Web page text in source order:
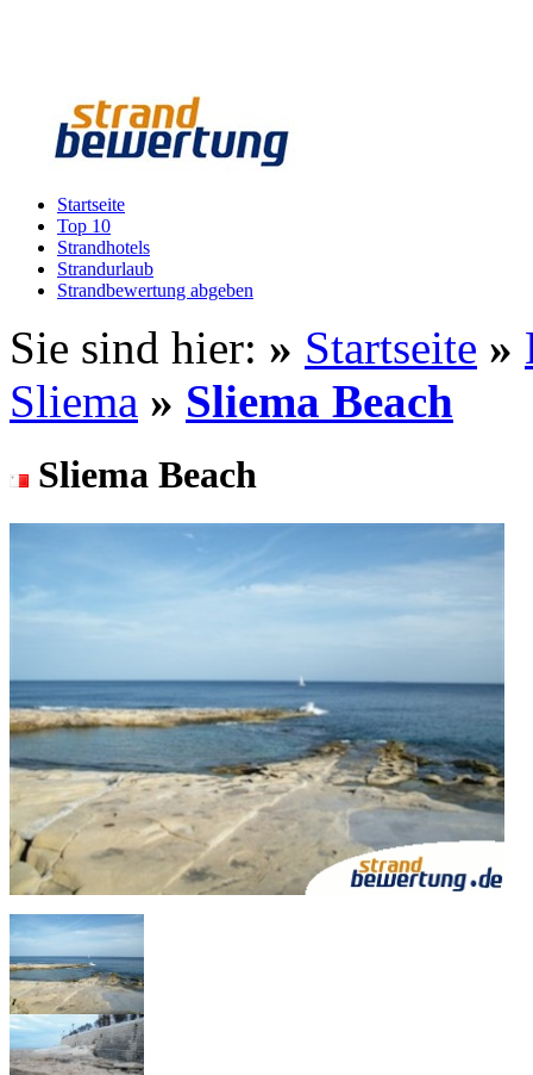
Startseite
Top 10
Strandhotels
Strandurlaub
Strandbewertung abgeben
Sie sind hier: » Startseite »
Sliema » Sliema Beach
Sliema Beach